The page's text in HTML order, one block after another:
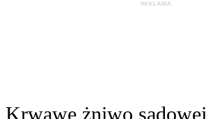
Krwawe żniwo sądowej